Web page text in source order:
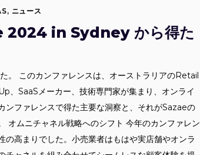
, ニュース
in Sydney から得た
このカンファレンスは、オーストラリアのRetail
、SaaSメーカー、技術専門家が集まり、オンライ
ンファレンスで得た主要な洞察と、それがSazaeの
オムニチャネル戦略へのシフト 今年のカンファレン
高まりでした。小売業者はもはや実店舗やオンラ